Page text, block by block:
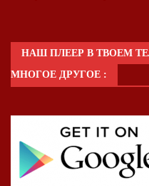
НАШ ПЛЕЕР В ТВОЕМ
МНОГОЕ ДРУГОЕ :